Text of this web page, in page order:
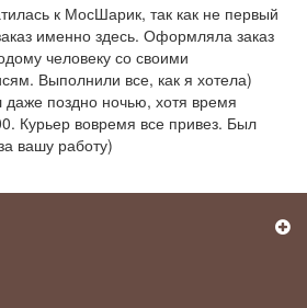
к МосШарик, так как не первый
именно здесь. Оформляла заказ
человеку со своими
Выполнили все, как я хотела)
поздно ночью, хотя время
Курьер вовремя все привез. Был
вашу работу)